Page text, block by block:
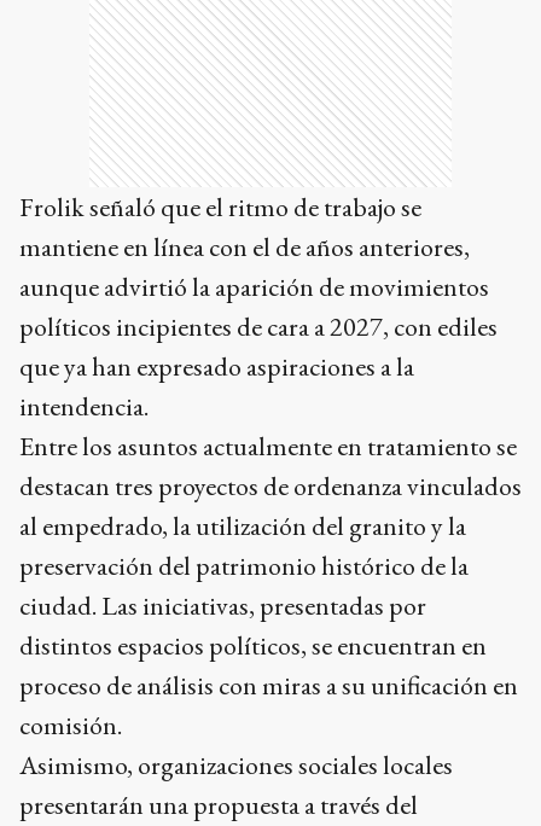
Frolik señaló que el ritmo de trabajo se
mantiene en línea con el de años anteriores,
aunque advirtió la aparición de movimientos
políticos incipientes de cara a 2027, con ediles
que ya han expresado aspiraciones a la
intendencia.
Entre los asuntos actualmente en tratamiento se
destacan tres proyectos de ordenanza vinculados
al empedrado, la utilización del granito y la
preservación del patrimonio histórico de la
ciudad. Las iniciativas, presentadas por
distintos espacios políticos, se encuentran en
proceso de análisis con miras a su unificación en
comisión.
Asimismo, organizaciones sociales locales
presentarán una propuesta a través del